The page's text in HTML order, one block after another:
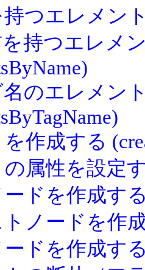
つエレメン
持つエレメ
のエレメン
作成する
属性を設定
ドを作成す
ノードを作
ドを作成す